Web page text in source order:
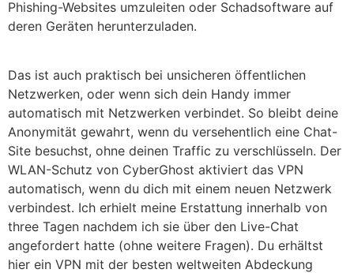
Phishing-Websites umzuleiten oder Schadsoftware auf
deren Geräten herunterzuladen.
Das ist auch praktisch bei unsicheren öffentlichen
Netzwerken, oder wenn sich dein Handy immer
automatisch mit Netzwerken verbindet. So bleibt deine
Anonymität gewahrt, wenn du versehentlich eine Chat-
Site besuchst, ohne deinen Traffic zu verschlüsseln. Der
WLAN-Schutz von CyberGhost aktiviert das VPN
automatisch, wenn du dich mit einem neuen Netzwerk
verbindest. Ich erhielt meine Erstattung innerhalb von
three Tagen nachdem ich sie über den Live-Chat
angefordert hatte (ohne weitere Fragen). Du erhältst
hier ein VPN mit der besten weltweiten Abdeckung